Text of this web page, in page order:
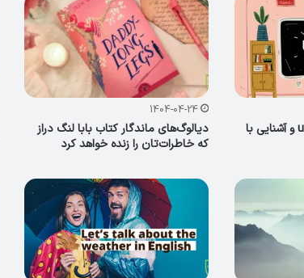
آموزش گرامر فعل used to و آشنایی با
1404-04-24
دیالوگ‌های ماندگار کتاب بابا لنگ دراز
که خاطرات‌تان را زنده خواهد کرد